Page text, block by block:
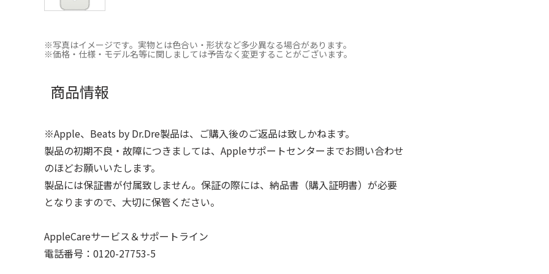
※写真はイメージです。実物とは色合い・形状など多少異なる場合があります。
※価格・仕様・モデル名等に関しましては予告なく変更することがございます。
商品情報
※Apple、Beats by Dr.Dre製品は、ご購入後のご返品は致しかねます。
製品の初期不良・故障につきましては、Appleサポートセンターまでお問い合わせ
のほどお願いいたします。
製品には保証書が付属致しません。保証の際には、納品書（購入証明書）が必要
となりますので、大切に保管ください。
AppleCareサービス＆サポートライン
電話番号：0120-27753-5